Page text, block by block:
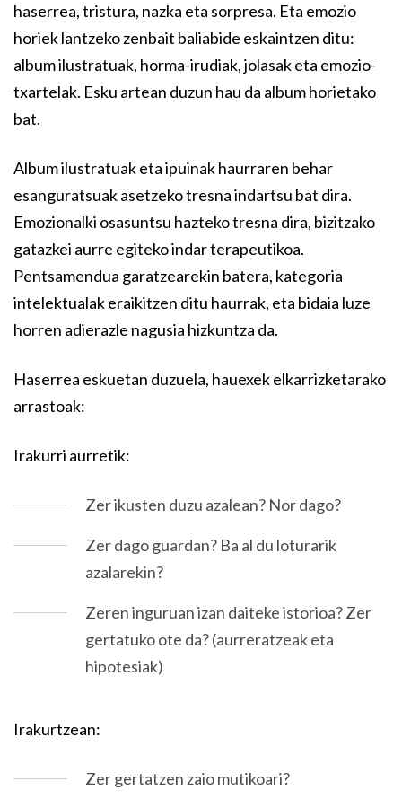
haserrea, tristura, nazka eta sorpresa. Eta emozio
horiek lantzeko zenbait baliabide eskaintzen ditu:
album ilustratuak, horma-irudiak, jolasak eta emozio-
txartelak. Esku artean duzun hau da album horietako
bat.
Album ilustratuak eta ipuinak haurraren behar
esanguratsuak asetzeko tresna indartsu bat dira.
Emozionalki osasuntsu hazteko tresna dira, bizitzako
gatazkei aurre egiteko indar terapeutikoa.
Pentsamendua garatzearekin batera, kategoria
intelektualak eraikitzen ditu haurrak, eta bidaia luze
horren adierazle nagusia hizkuntza da.
Haserrea eskuetan duzuela, hauexek elkarrizketarako
arrastoak:
Irakurri aurretik:
Zer ikusten duzu azalean? Nor dago?
Zer dago guardan? Ba al du loturarik
azalarekin?
Zeren inguruan izan daiteke istorioa? Zer
gertatuko ote da? (aurreratzeak eta
hipotesiak)
Irakurtzean:
Zer gertatzen zaio mutikoari?